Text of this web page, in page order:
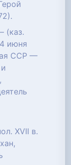
(каз.
июня
ССР —
XVII в.